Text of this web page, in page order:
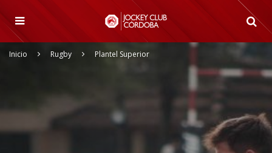
Inicio Rugby Plantel Superior